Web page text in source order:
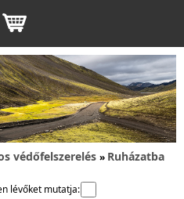
védőfelszerelés » Ruházatba
lévőket mutatja: